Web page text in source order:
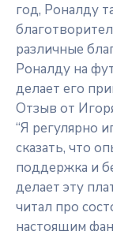
год, Роналду
различные
Роналду на
делает его
Отзыв от
“Я регулярно
сказать, что
поддержка и
делает эту
читал про
настоящим